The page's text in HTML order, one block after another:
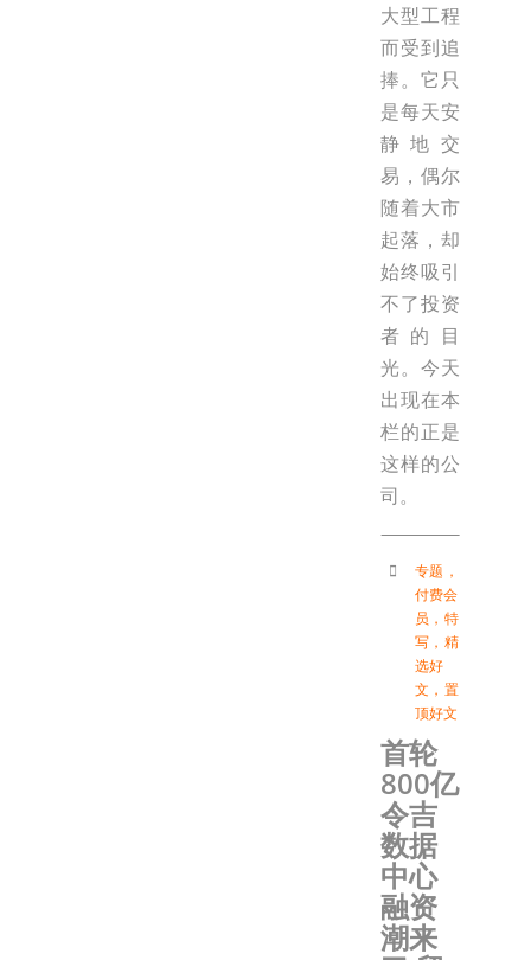
大型工程
而受到追
捧。它只
是每天安
静地交
易，偶尔
随着大市
起落，却
始终吸引
不了投资
者的目
光。今天
出现在本
栏的正是
这样的公
司。
专题 ，
付费会
员 ， 特
写 ， 精
选好
文 ， 置
顶好文
首轮
800亿
令吉
数据
中心
融资
潮来